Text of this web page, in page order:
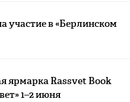
участие в «Берлинском
ярмарка Rassvet Book
1–2 июня